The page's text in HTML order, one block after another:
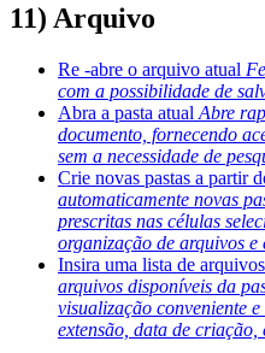
11) Arquivo
Re -abre o arquivo atual
com a possibilidade de
Abra a pasta atual Abre
documento, fornecendo
sem a necessidade de
Crie novas pastas a partir
automaticamente novas
prescritas nas células
organização de arquivos
Insira uma lista de
arquivos disponíveis da
visualização conveniente e
extensão, data de